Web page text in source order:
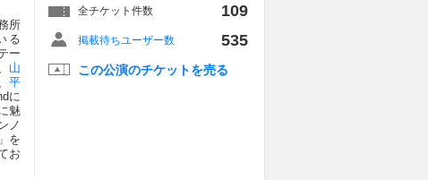
所
る
ー
山
平
に
魅
ノ
を
お
全チケット件数 109
掲載待ちユーザー数 535
この公演のチケットを売る